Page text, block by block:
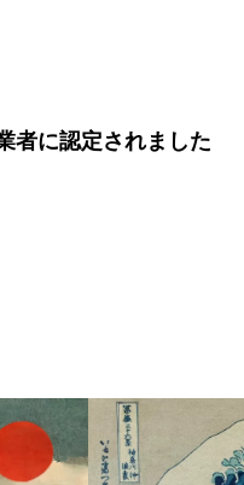
者に認定されました